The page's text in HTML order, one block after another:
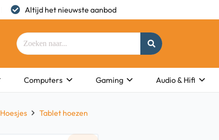
Altijd het nieuwste aanbod
Computers Gaming Audio & Hifi
Hoesjes Tablet hoezen